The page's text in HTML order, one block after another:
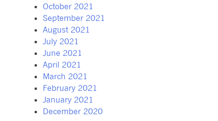
October 2021
September 2021
August 2021
July 2021
June 2021
April 2021
March 2021
February 2021
January 2021
December 2020